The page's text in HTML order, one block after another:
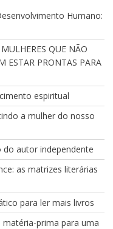
Humano:
QUE NÃO
ESTAR PRONTAS PARA
espiritual
a mulher do nosso
autor independente
as matrizes literárias
para ler mais livros
matéria-prima para uma